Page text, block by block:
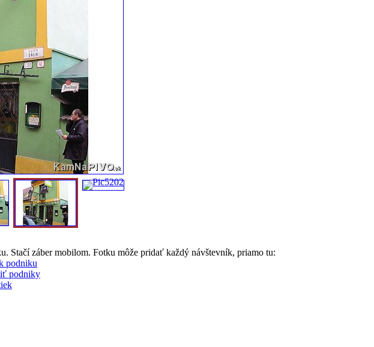
Stačí záber mobilom. Fotku môže pridať každý návštevník, priamo tu:
podniku
podniky